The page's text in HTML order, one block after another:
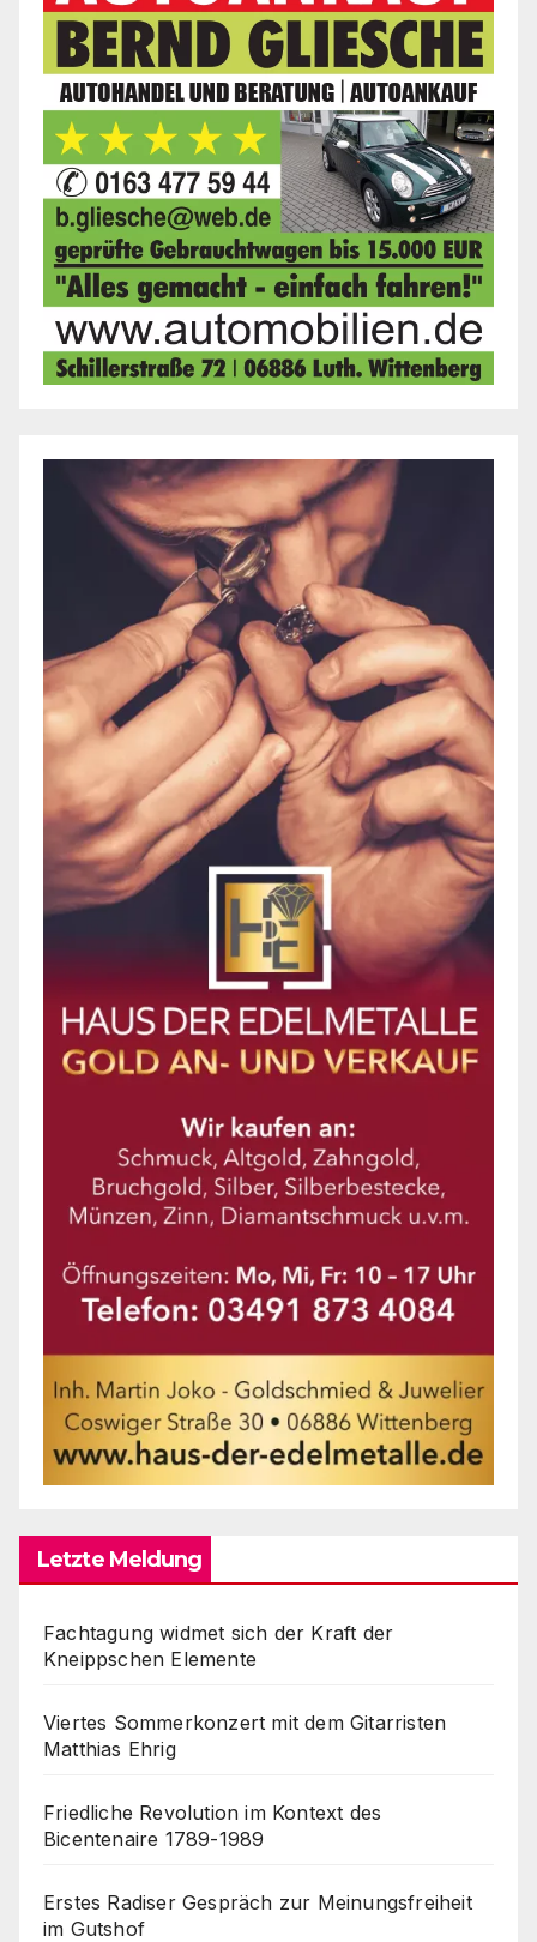
Letzte Meldung
Fachtagung widmet sich der Kraft der
Kneippschen Elemente
Viertes Sommerkonzert mit dem Gitarristen
Matthias Ehrig
Friedliche Revolution im Kontext des
Bicentenaire 1789-1989
Erstes Radiser Gespräch zur Meinungsfreiheit
im Gutshof